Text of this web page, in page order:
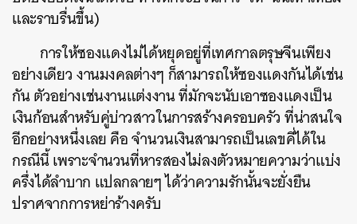
และราบรื่นขึ้น)
การให้ซองแดงไม่ได้หยุดอยู่ที่เทศกาลตรุษจีนเพียง
อย่างเดียว งานมงคลต่างๆ ก็สามารถให้ซองแดงกันได้เช่น
กัน ตัวอย่างเช่นงานแต่งงาน ที่มักจะนับเอาซองแดงเป็น
เงินก้อนสำหรับคู่บ่าวสาวในการสร้างครอบครัว ที่น่าสนใจ
อีกอย่างหนึ่งเลย คือ จำนวนเงินสามารถเป็นเลขคี่ได้ใน
กรณีนี้ เพราะจำนวนที่หารสองไม่ลงตัวหมายความว่าแบ่ง
ครึ่งได้ลำบาก แปลกลายๆ ได้ว่าความรักนั้นจะยั่งยืน
ปราศจากการหย่าร้างครับ
ค้นหา
SHARE TWEET LINE EMAIL